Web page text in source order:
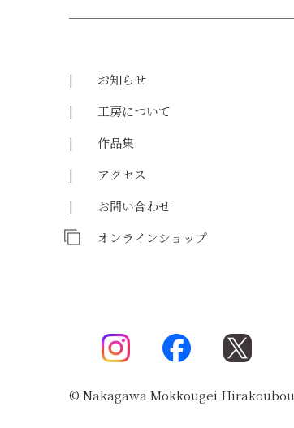
お知らせ
工房について
作品集
アクセス
お問い合わせ
オンラインショップ
© Nakagawa Mokkougei Hirakoubou